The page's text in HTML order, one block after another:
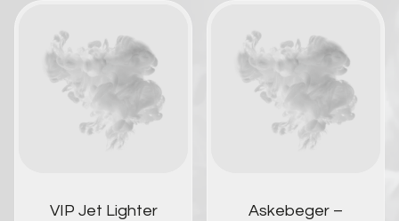
VIP Jet Lighter
Kontakt oss
Askebeger –
Kontakt oss